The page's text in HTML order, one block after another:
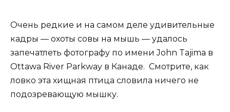
Очень редкие и на самом деле удивительные
кадры — охоты совы на мышь — удалось
запечатлеть фотографу по имени John Tajima в
Ottawa River Parkway в Канаде. Смотрите, как
ловко эта хищная птица словила ничего не
подозревающую мышку.